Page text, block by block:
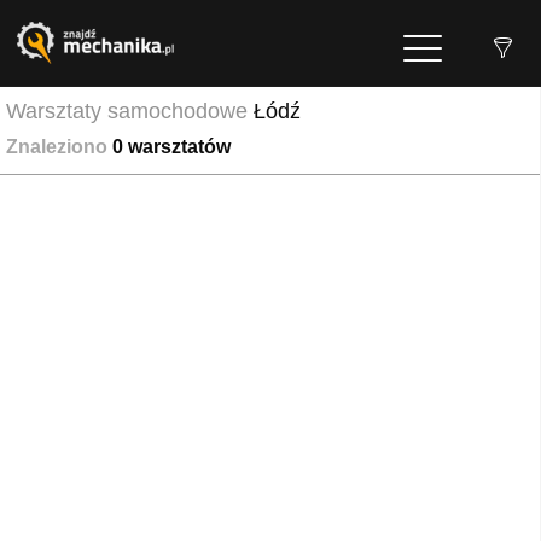
Warsztaty samochodowe Łódź
Znaleziono 0 warsztatów